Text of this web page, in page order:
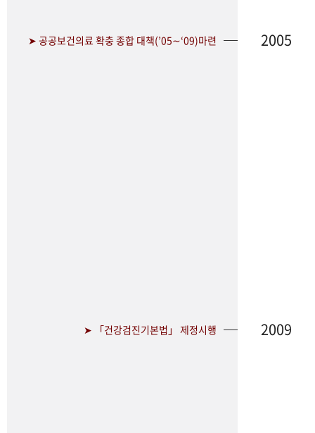
➤ 공공보건의료 확충 종합 대책(’05∼‘09)마련 2005
➤ 「건강검진기본법」 제정시행 2009